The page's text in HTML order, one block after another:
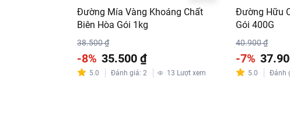
Đường Mía Vàng Khoáng Chất
Biên Hòa Gói 1kg
38.500 ₫
-8% 35.500 ₫
5.0 Đánh giá: 2 13 Lượt xem
Đường Hữu
Gói 400G
40.900 ₫
-7%
5.0 Đánh